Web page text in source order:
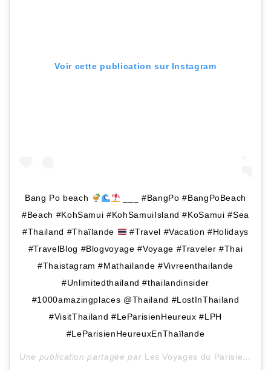
Voir cette publication sur Instagram
Bang Po beach
___ #BangPo #BangPoBeach
#Beach #KohSamui #KohSamuiIsland #KoSamui #Sea
#Thailand #Thaïlande
#Travel #Vacation #Holidays
#TravelBlog #Blogvoyage #Voyage #Traveler #Thai
#Thaistagram #Mathailande #Vivreenthailande
#Unlimitedthailand #thailandinsider
#1000amazingplaces @Thailand #LostInThailand
#VisitThailand #LeParisienHeureux #LPH
#LeParisienHeureuxEnThaïlande
Une publication partagée par Les Voyages du ParisienHeureux